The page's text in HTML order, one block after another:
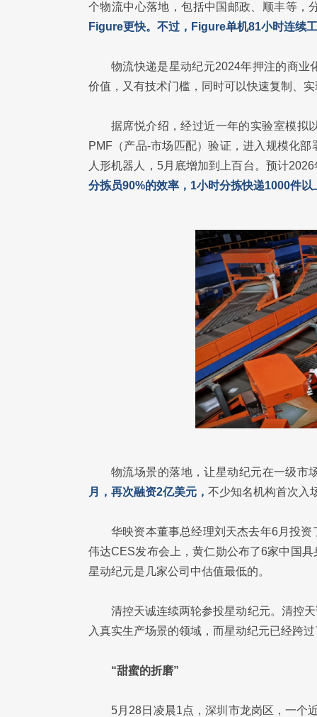
个物流中心落地，包括中国邮政、顺丰等，
Figure更快。不过，Figure单机81小时连续
物流快递是星动纪元2024年押注的商业
价值，又有技术门槛，同时可以快速复制、
据席悦介绍，经过近一年的实验室模拟
PMF（产品-市场匹配）验证，进入规模化
人形机器人，5月底增加到上百台。预计
分拣员90%的效率，1小时分拣快递1000件
物流场景的落地，让星动纪元在一级市
月，再次融资2亿美元， 不少知名机构首次入
华映资本董事总经理刘天杰去年6月投
伟达CES发布会上，黄仁勋公布了6家中国
星动纪元是几家公司中估值最低的。
清控天诚连续两轮参投星动纪元。清控
入真实生产场景的领域，而星动纪元已经跨
“甜蜜的折磨”
5月28日凌晨1点，深圳市龙岗区，一个